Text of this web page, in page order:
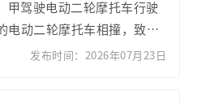
甲驾驶电动二轮摩托车行驶
电动二轮摩托车相撞，致使
驾驶轿车途经该村口，与丁
发布时间：2026年07月23日